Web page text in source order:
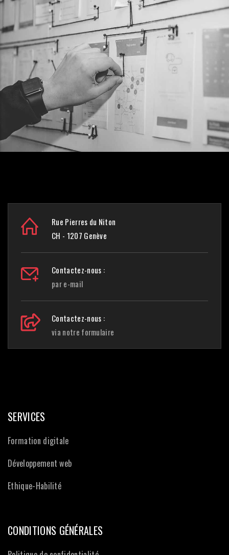
Rue Pierres du Niton
CH - 1207 Genève
Contactez-nous :
par e-mail
Contactez-nous :
via notre formulaire
SERVICES
Formation digitale
Développement web
Ethique-Habilité
CONDITIONS GÉNÉRALES